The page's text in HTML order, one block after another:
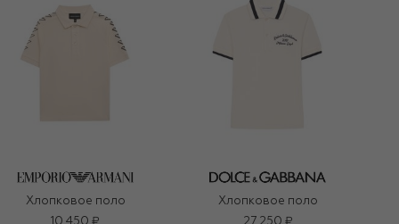
Хлопковое поло
Хлопковое поло